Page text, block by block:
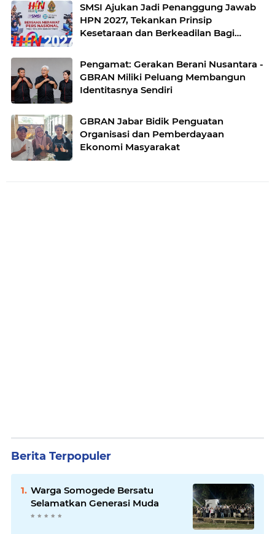
SMSI Ajukan Jadi Penanggung Jawab
HPN 2027, Tekankan Prinsip
Kesetaraan dan Berkeadilan Bagi
Pengamat: Gerakan Berani Nusantara -
GBRAN Miliki Peluang Membangun
Identitasnya Sendiri
GBRAN Jabar Bidik Penguatan
Organisasi dan Pemberdayaan
Ekonomi Masyarakat
Berita Terpopuler
Warga Somogede Bersatu
Selamatkan Generasi Muda